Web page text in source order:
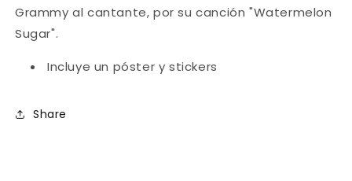
Grammy al cantante, por su canción "Watermelon
Sugar".
Incluye un póster y stickers
Share